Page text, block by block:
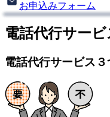
お申込みフォーム
電話代行サー
電話代行サービス